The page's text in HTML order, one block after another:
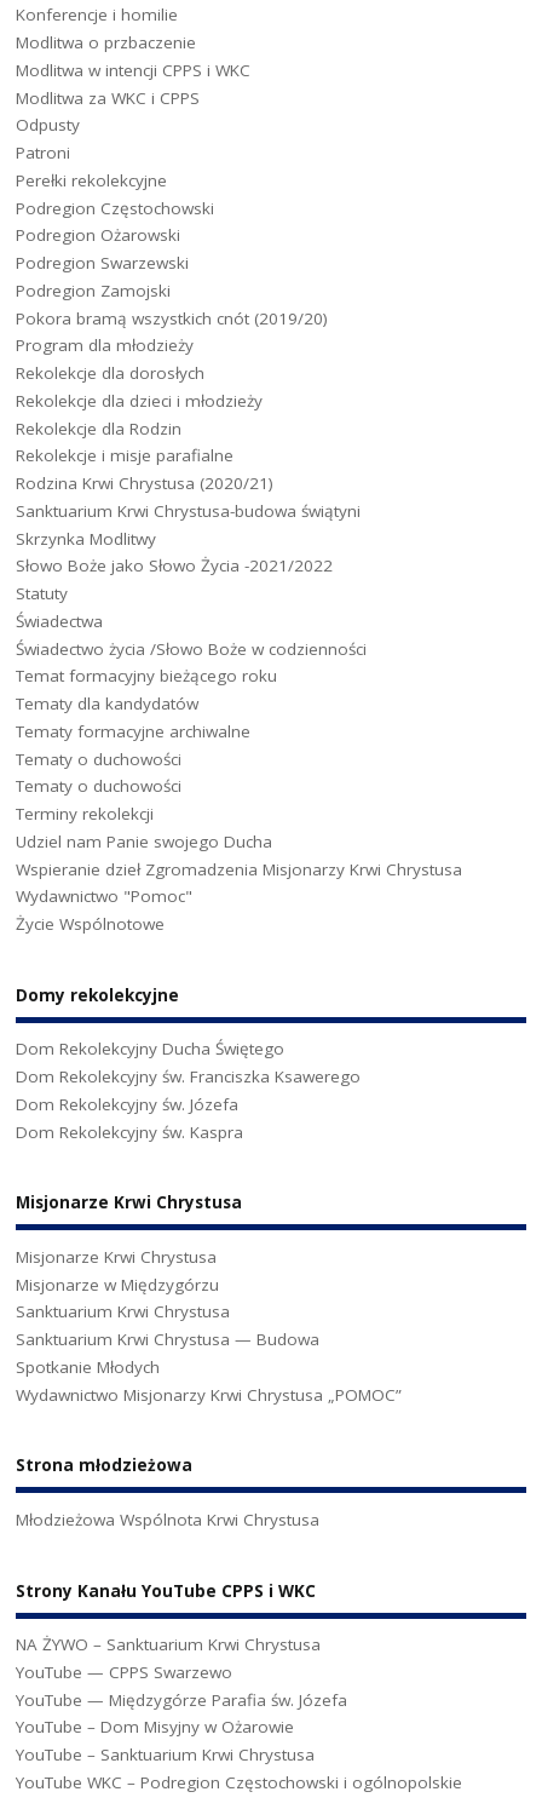
Konferencje i homilie
Modlitwa o przbaczenie
Modlitwa w intencji CPPS i WKC
Modlitwa za WKC i CPPS
Odpusty
Patroni
Perełki rekolekcyjne
Podregion Częstochowski
Podregion Ożarowski
Podregion Swarzewski
Podregion Zamojski
Pokora bramą wszystkich cnót (2019/20)
Program dla młodzieży
Rekolekcje dla dorosłych
Rekolekcje dla dzieci i młodzieży
Rekolekcje dla Rodzin
Rekolekcje i misje parafialne
Rodzina Krwi Chrystusa (2020/21)
Sanktuarium Krwi Chrystusa-budowa świątyni
Skrzynka Modlitwy
Słowo Boże jako Słowo Życia -2021/2022
Statuty
Świadectwa
Świadectwo życia /Słowo Boże w codzienności
Temat formacyjny bieżącego roku
Tematy dla kandydatów
Tematy formacyjne archiwalne
Tematy o duchowości
Tematy o duchowości
Terminy rekolekcji
Udziel nam Panie swojego Ducha
Wspieranie dzieł Zgromadzenia Misjonarzy Krwi Chrystusa
Wydawnictwo "Pomoc"
Życie Wspólnotowe
Domy rekolekcyjne
Dom Rekolekcyjny Ducha Świętego
Dom Rekolekcyjny św. Franciszka Ksawerego
Dom Rekolekcyjny św. Józefa
Dom Rekolekcyjny św. Kaspra
Misjonarze Krwi Chrystusa
Misjonarze Krwi Chrystusa
Misjonarze w Międzygórzu
Sanktuarium Krwi Chrystusa
Sanktuarium Krwi Chrystusa — Budowa
Spotkanie Młodych
Wydawnictwo Misjonarzy Krwi Chrystusa „POMOC”
Strona młodzieżowa
Młodzieżowa Wspólnota Krwi Chrystusa
Strony Kanału YouTube CPPS i WKC
NA ŻYWO – Sanktuarium Krwi Chrystusa
YouTube — CPPS Swarzewo
YouTube — Międzygórze Parafia św. Józefa
YouTube – Dom Misyjny w Ożarowie
YouTube – Sanktuarium Krwi Chrystusa
YouTube WKC – Podregion Częstochowski i ogólnopolskie